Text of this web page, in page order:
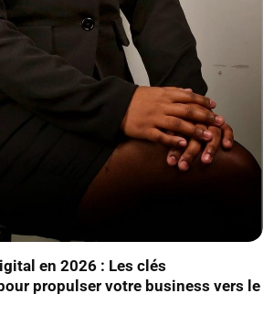
en 2026 : Les clés
propulser votre business vers le